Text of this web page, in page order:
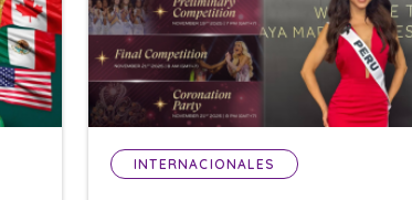
INTERNACIONALES